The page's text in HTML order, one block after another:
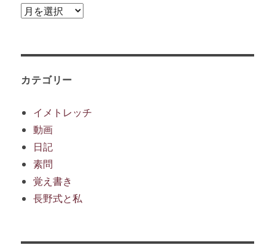
ア
ブ
カテゴリー
イメトレッチ
動画
日記
素問
覚え書き
長野式と私